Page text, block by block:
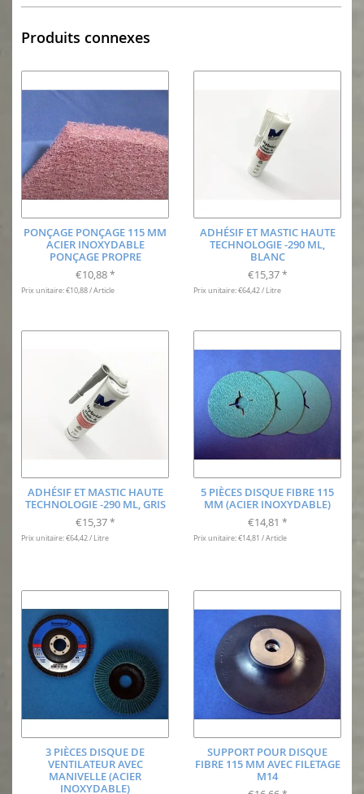
Produits connexes
PONÇAGE PONÇAGE 115 MM
ACIER INOXYDABLE
PONÇAGE PROPRE
€10,88 *
Prix unitaire: €10,88 / Article
ADHÉSIF ET MASTIC HAUTE
TECHNOLOGIE -290 ML,
BLANC
€15,37 *
Prix unitaire: €64,42 / Litre
ADHÉSIF ET MASTIC HAUTE
TECHNOLOGIE -290 ML, GRIS
€15,37 *
Prix unitaire: €64,42 / Litre
5 PIÈCES DISQUE FIBRE 115
MM (ACIER INOXYDABLE)
€14,81 *
Prix unitaire: €14,81 / Article
3 PIÈCES DISQUE DE
VENTILATEUR AVEC
MANIVELLE (ACIER
INOXYDABLE)
SUPPORT POUR DISQUE
FIBRE 115 MM AVEC FILETAGE
M14